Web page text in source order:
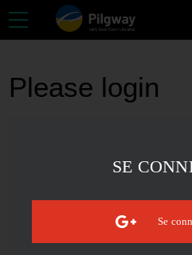
with love from Ukraine
Please login
SE
Se